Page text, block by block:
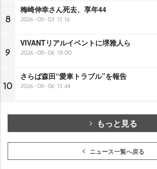
8
梅崎伸幸さん死去、享年44
2026-08-03 15:16
9
VIVANTリアルイベントに堺雅人ら
2026-08-06 18:00
10
さらば森田“愛車トラブル”を報告
2026-08-06 15:44
もっと見る
ニュース一覧へ戻る